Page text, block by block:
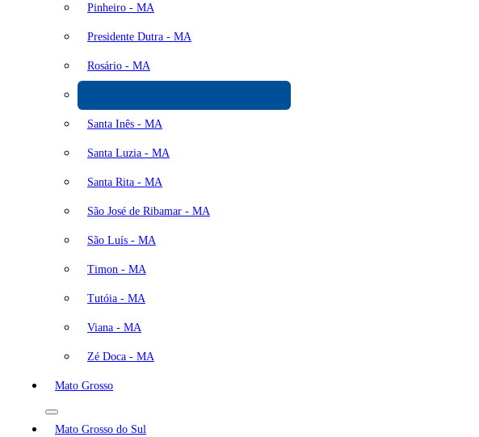
Pinheiro - MA
Presidente Dutra - MA
Rosário - MA
Santa Inês - MA
Santa Luzia - MA
Santa Rita - MA
São José de Ribamar - MA
São Luís - MA
Timon - MA
Tutóia - MA
Viana - MA
Zé Doca - MA
Mato Grosso
Mato Grosso do Sul